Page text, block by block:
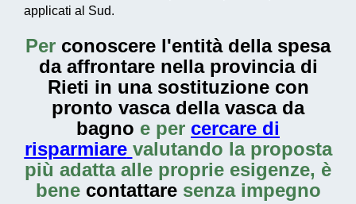
applicati al Sud.
Per conoscere l'entità della spesa
da affrontare nella provincia di
Rieti in una sostituzione con
pronto vasca della vasca da
bagno e per cercare di
risparmiare valutando la proposta
più adatta alle proprie esigenze, è
bene contattaresenza impegno